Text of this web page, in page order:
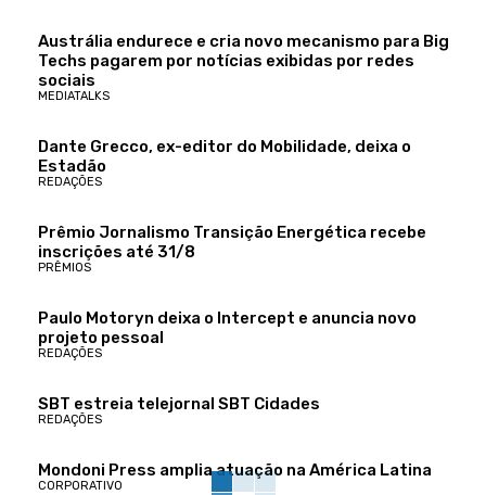
Austrália endurece e cria novo mecanismo para Big
Techs pagarem por notícias exibidas por redes
sociais
MEDIATALKS
Dante Grecco, ex-editor do Mobilidade, deixa o
Estadão
REDAÇÕES
Prêmio Jornalismo Transição Energética recebe
inscrições até 31/8
PRÊMIOS
Paulo Motoryn deixa o Intercept e anuncia novo
projeto pessoal
REDAÇÕES
SBT estreia telejornal SBT Cidades
REDAÇÕES
Mondoni Press amplia atuação na América Latina
CORPORATIVO